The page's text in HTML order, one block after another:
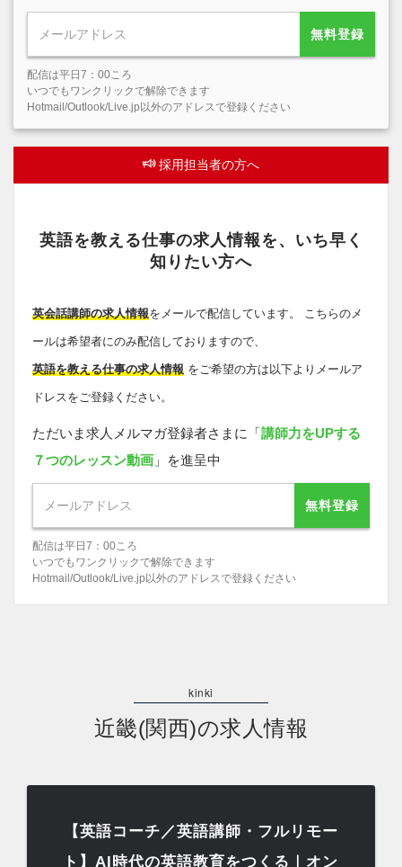
無料登録
配信は平日7：00ころ
いつでもワンクリックで解除できます
Hotmail/Outlook/Live.jp以外のアドレスで登録ください
採用担当者の方へ
英語を教える仕事の求人情報を、いち早く
知りたい方へ
英会話講師の求人情報をメールで配信しています。 こちらのメ
ールは希望者にのみ配信しておりますので、
英語を教える仕事の求人情報 をご希望の方は以下よりメールア
ドレスをご登録ください。
ただいま求人メルマガ登録者さまに「講師力をUPする
７つのレッスン動画 」を進呈中
無料登録
配信は平日7：00ころ
いつでもワンクリックで解除できます
Hotmail/Outlook/Live.jp以外のアドレスで登録ください
近畿(関西)の求人情報
【英語コーチ／英語講師・フルリモー
ト】AI時代の英語教育をつくる｜オン